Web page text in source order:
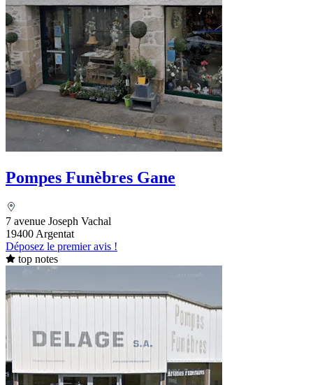
Pompes Funèbres Gane
7 avenue Joseph Vachal
19400 Argentat
Déposez le premier avis !
top notes